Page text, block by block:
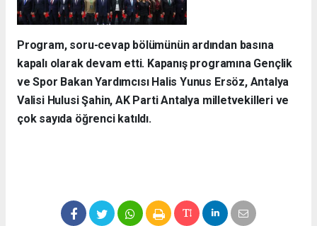
Program, soru-cevap bölümünün ardından basına
kapalı olarak devam etti. Kapanış programına Gençlik
ve Spor Bakan Yardımcısı Halis Yunus Ersöz, Antalya
Valisi Hulusi Şahin, AK Parti Antalya milletvekilleri ve
çok sayıda öğrenci katıldı.